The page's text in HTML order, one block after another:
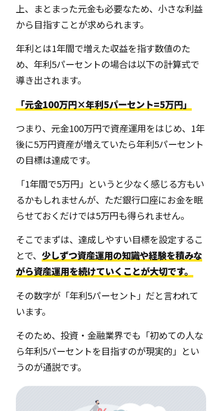
上、まとまった元金も必要なため、小さな利益
から目指すことが求められます。
年利とは1年間で増えた収益を指す数値のた
め、年利5パーセントの場合は以下の計算式で
導き出されます。
「元金100万円×年利5パーセント=5万円」
つまり、元金100万円で資産運用をはじめ、1年
後に5万円資産が増えていたら年利5パーセント
の目標は達成です。
「1年間で5万円」というと少なく感じる方もい
るかもしれませんが、ただ銀行口座にお金を眠
らせておくだけでは5万円も得られません。
そこでまずは、達成しやすい目標を設定するこ
とで、少しずつ資産運用の知識や経験を積みな
がら資産運用を続けていくことが大切です。
その数字が「年利5パーセント」だと言われて
います。
そのため、投資・金融業界でも「初めての人な
ら年利5パーセントを目指すのが現実的」とい
うのが通説です。